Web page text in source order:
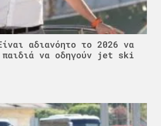
αδιανόητο το 2026 να
παιδιά να οδηγούν jet ski